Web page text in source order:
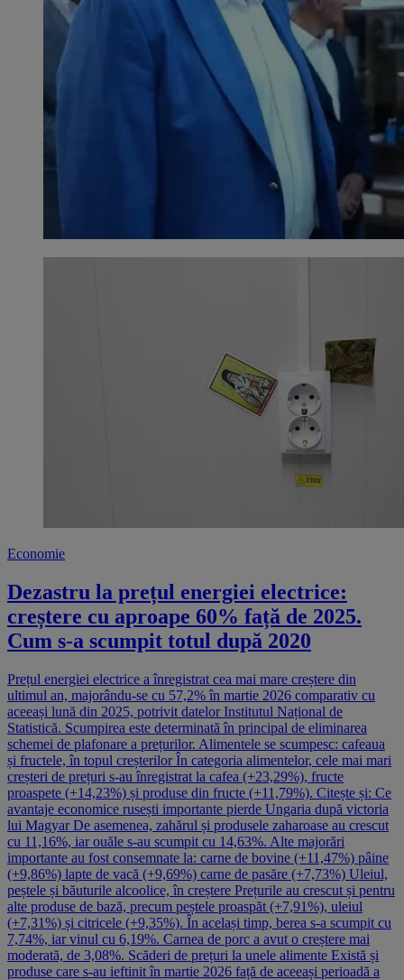
Economie
Dezastru la prețul energiei electrice:
creștere cu aproape 60% față de 2025.
Cum s-a scumpit totul după 2020
Prețul energiei electrice a înregistrat cea mai mare creștere din
ultimul an, majorându-se cu 57,2% în martie 2026 comparativ cu
aceeași lună din 2025, potrivit datelor Institutul Național de
Statistică. Scumpirea este determinată în principal de eliminarea
schemei de plafonare a prețurilor. Alimentele se scumpesc: cafeaua
și fructele, în topul creșterilor În categoria alimentelor, cele mai mari
creșteri de prețuri s-au înregistrat la cafea (+23,29%), fructe
proaspete (+14,23%) și produse din fructe (+11,79%). Citește și: Ce
avantaje economice rusești importante pierde Ungaria după victoria
lui Magyar De asemenea, zahărul și produsele zaharoase au crescut
cu 11,16%, iar ouăle s-au scumpit cu 14,63%. Alte majorări
importante au fost consemnate la: carne de bovine (+11,47%) pâine
(+9,86%) lapte de vacă (+9,69%) carne de pasăre (+7,73%) Uleiul,
peștele și băuturile alcoolice, în creștere Prețurile au crescut și pentru
alte produse de bază, precum peștele proaspăt (+7,91%), uleiul
(+7,31%) și citricele (+9,35%). În același timp, berea s-a scumpit cu
7,74%, iar vinul cu 6,19%. Carnea de porc a avut o creștere mai
moderată, de 3,08%. Scăderi de prețuri la unele alimente Există și
produse care s-au ieftinit în martie 2026 față de aceeași perioadă a